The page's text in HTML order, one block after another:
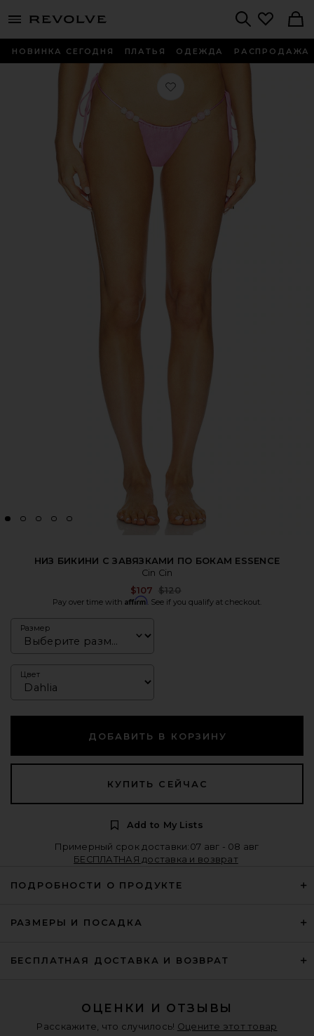
menu - shows more content
НОВИНКА СЕГОДНЯ ПЛАТЬЯ ОДЕЖДА РАСПРОДАЖА
Любимое НИЗ БИКИНИ С
НИЗ БИКИНИ С ЗАВЯЗКАМИ ПО БОКАМ ESSENCE
Cin Cin
$107 Previous price:
$120
Pay over time with Affirm . See if you qualify at checkout.
Размер
Цвет
ДОБАВИТЬ В КОРЗИНУ
КУПИТЬ СЕЙЧАС
Add to My Lists
Примерный срок доставки:07 авг - 08 авг
БЕСПЛАТНАЯ доставка и возврат
ПОДРОБНОСТИ О ПРОДУКТЕ
РАЗМЕРЫ И ПОСАДКА
БЕСПЛАТНАЯ ДОСТАВКА И ВОЗВРАТ
ОЦЕНКИ И ОТЗЫВЫ
Расскажите, что случилось! Оцените этот товар